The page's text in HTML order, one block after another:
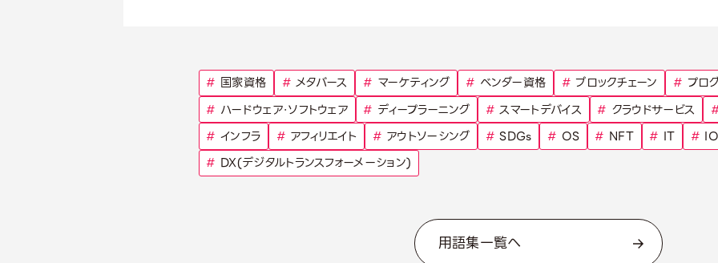
# 国家資格 # メタバース # マーケティング # ベンダー資格 # ブロックチェーン # プロ
# ハードウェア・ソフトウェア # ディープラーニング # スマートデバイス # クラウドサービス
# インフラ # アフィリエイト # アウトソーシング # SDGs # OS # NFT # IT #
# DX(デジタルトランスフォーメーション)
用語集一覧へ